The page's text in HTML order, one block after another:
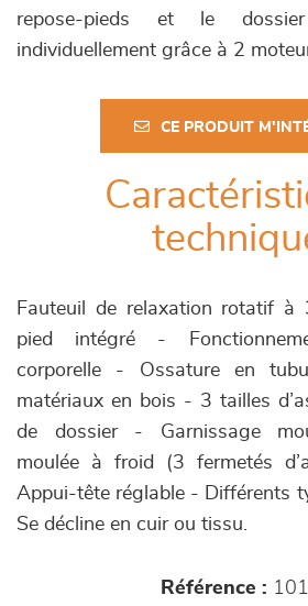
repose-pieds et le
individuellement grâce à 2
CE PRODUIT
Fauteuil de relaxation rotatif à
pied intégré -
corporelle - Ossature en
matériaux en bois - 3 tailles
de dossier - Garnissage
moulée à froid (3 fermetés
Appui-tête réglable - Différents
Se décline en cuir ou tissu.
Référence :